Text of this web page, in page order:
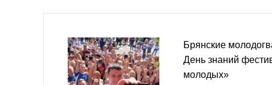
Брянские
День знаний
молодых»